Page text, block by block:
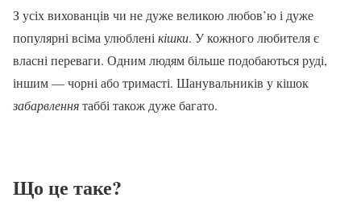
З усіх вихованців чи не дуже великою любов’ю і дуже
популярні всіма улюблені кішки. У кожного любителя є
власні переваги. Одним людям більше подобаються руді,
іншим — чорні або тримасті. Шанувальників у кішок
забарвленнятаббі також дуже багато.
Що це таке?